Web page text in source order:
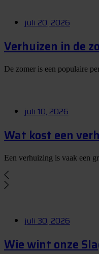
juli 20, 2026
Verhuizen in de
De zomer is een populaire
juli 10, 2026
Wat kost een
Een verhuizing is vaak een
juli 30, 2026
Wie wint onze